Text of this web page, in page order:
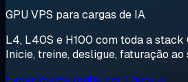
GPU VPS para cargas de IA
L4, L40S e H100 com toda a stack
Inicie, treine, desligue, faturação ao